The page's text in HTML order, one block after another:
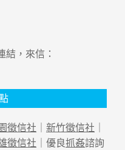
結，來信：
徵信社 ｜ 新竹徵信社 ｜
徵信社 ｜優良抓姦諮詢